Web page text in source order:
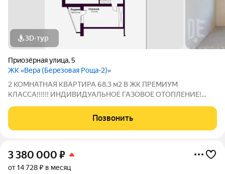
3D-тур
Приозёрная улица,5
ЖК «Вера (Березовая Роща-2)»
2 КОМНАТНАЯ КВАРТИРА 68.3 м2 В ЖК ПРЕМИУМ
КЛАССА!!!!!! ИНДИВИДУАЛЬНОЕ ГАЗОВОЕ ОТОПЛЕНИЕ!
- индивидуальное отопление - свободная планировка -
просторные большие площади - низкие коммунальные
Позвонить
3 380 000 ₽
от 14 728 ₽ в месяц